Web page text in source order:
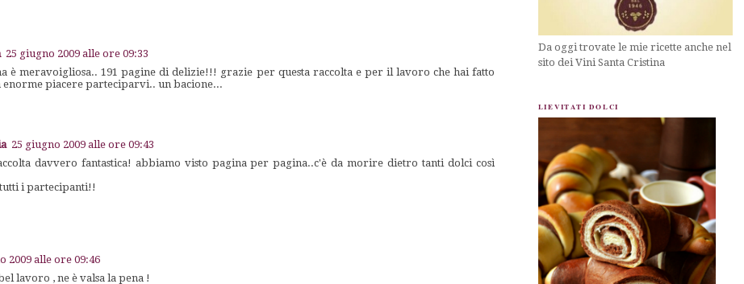
25 giugno 2009 alle ore 09:33
è meravoigliosa.. 191 pagine di delizie!!! grazie per questa raccolta e per il lavoro che hai fatto
enorme piacere parteciparvi.. un bacione...
25 giugno 2009 alle ore 09:43
davvero fantastica! abbiamo visto pagina per pagina..c'è da morire dietro tanti dolci così
i partecipanti!!
2009 alle ore 09:46
lavoro , ne è valsa la pena !
Da oggi trovate le mie ricette anche nel
sito dei Vini Santa Cristina
LIEVITATI DOLCI